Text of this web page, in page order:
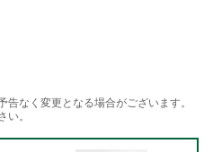
なく変更となる場合がございます。
い。